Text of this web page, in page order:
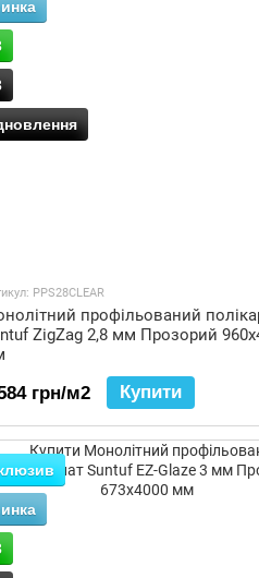
PPS28CLEAR
профільований
ZigZag 2,8 мм Прозорий
грн/м2 Купити